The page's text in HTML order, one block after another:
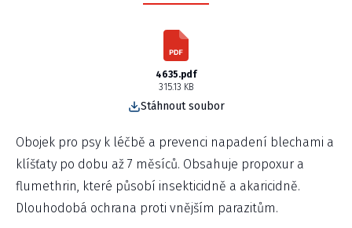
4635.pdf
315.13 KB
Stáhnout soubor
Obojek pro psy k léčbě a prevenci napadení blechami a
klíšťaty po dobu až 7 měsíců. Obsahuje propoxur a
flumethrin, které působí insekticidně a akaricidně.
Dlouhodobá ochrana proti vnějším parazitům.